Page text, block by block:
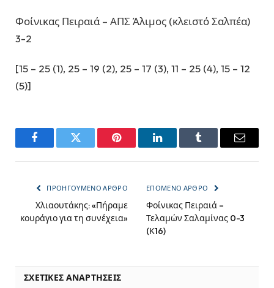
Φοίνικας Πειραιά – ΑΠΣ Άλιμος (κλειστό Σαλπέα)
3-2
[15 – 25 (1), 25 – 19 (2), 25 – 17 (3), 11 – 25 (4), 15 – 12
(5)]
FacebookTwitter Pinterest LinkedInTumblr Email
ΠΡΟΗΓΟΎΜΕΝΟ ΆΡΘΡΟ
Χλιαουτάκης: «Πήραμε
κουράγιο για τη συνέχεια»
ΕΠΌΜΕΝΟ ΆΡΘΡΟ
Φοίνικας Πειραιά –
Τελαμών Σαλαμίνας 0-3
(Κ16)
ΣΧΕΤΙΚΈΣ ΑΝΑΡΤΉΣΕΙΣ